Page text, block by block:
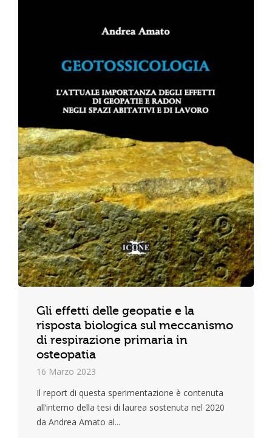
Gli effetti delle geopatie e la
risposta biologica sul meccanismo
di respirazione primaria in
osteopatia
16 Marzo 2023
Il report di questa sperimentazione è contenuta
all’interno della tesi di laurea sostenuta nel 2020
da Andrea Amato al...